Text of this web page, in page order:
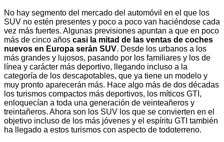
No hay segmento del mercado del automóvil en el que los
SUV no estén presentes y poco a poco van haciéndose cada
vez más fuertes. Algunas previsiones apuntan a que en poco
más de cinco años casi la mitad de las ventas de coches
nuevos en Europa serán SUV. Desde los urbanos a los
más grandes y lujosos, pasando por los familiares y los de
línea y carácter más deportivo, llegando incluso a la
categoría de los descapotables, que ya tiene un modelo y
muy pronto aparecerán más. Hace algo más de dos décadas
los turismos compactos más deportivos, los míticos GTI,
enloquecían a toda una generación de veinteañeros y
treintañeros. Ahora son los SUV los que se convierten en el
objetivo incluso de los más jóvenes y el espíritu GTI también
ha llegado a estos turismos con aspecto de todoterreno.